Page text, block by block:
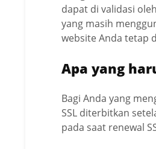
dapat di validasi
yang masih
website Anda tetap
Apa yang
Bagi Anda yang
SSL diterbitkan
pada saat renewal